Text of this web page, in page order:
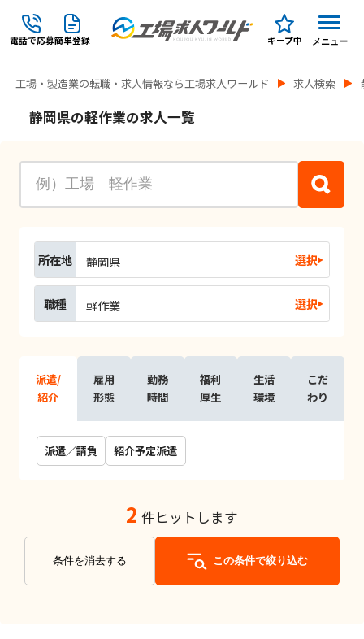
電話で応募簡単登録 キープ中 メニュー
工場・製造業の転職・求人情報なら工場求人ワールド 求人検索
静岡県の軽作業の求人一覧
所在地 静岡県 選択
職種 軽作業 選択
派遣/
紹介
雇用
形態
勤務
時間
福利
厚生
生活
環境
こだ
わり
派遣／請負 紹介予定派遣
2 件ヒットします
条件を消去する この条件で絞り込む